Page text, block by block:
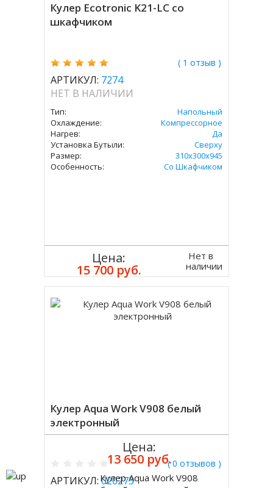
Кулер Ecotronic K21-LC со
шкафчиком
( 1 отзыв )
АРТИКУЛ: 7274
НЕТ В НАЛИЧИИ
Тип:
Напольный
Охлаждение:
Компрессорное
Нагрев:
Да
Установка Бутыли:
Сверху
Размер:
310x300х945
Особенность:
Со Шкафчиком
Цена:
15 700 руб.
Нет в
наличии
Кулер Aqua Work V908 белый
электронный
( 0 отзывов )
АРТИКУЛ:020273
Цена:
13 650 руб.
Купить
Кулер Aqua Work V908